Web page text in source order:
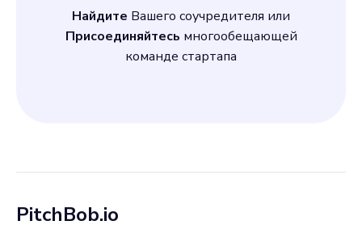
Найдите Вашего соучредителя или
Присоединяйтесь многообещающей
команде стартапа
PitchBob.io